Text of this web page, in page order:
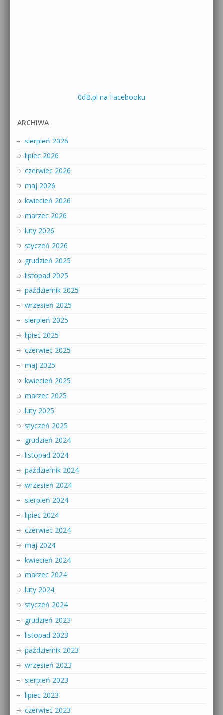
0dB.pl na Facebooku
ARCHIWA
sierpień 2026
lipiec 2026
czerwiec 2026
maj 2026
kwiecień 2026
marzec 2026
luty 2026
styczeń 2026
grudzień 2025
listopad 2025
październik 2025
wrzesień 2025
sierpień 2025
lipiec 2025
czerwiec 2025
maj 2025
kwiecień 2025
marzec 2025
luty 2025
styczeń 2025
grudzień 2024
listopad 2024
październik 2024
wrzesień 2024
sierpień 2024
lipiec 2024
czerwiec 2024
maj 2024
kwiecień 2024
marzec 2024
luty 2024
styczeń 2024
grudzień 2023
listopad 2023
październik 2023
wrzesień 2023
sierpień 2023
lipiec 2023
czerwiec 2023